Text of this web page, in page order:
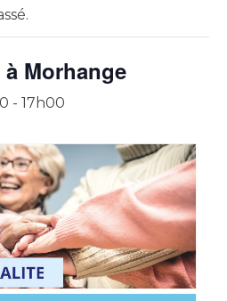
Morhange
- 17h00